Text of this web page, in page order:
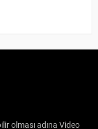
olması adına Video